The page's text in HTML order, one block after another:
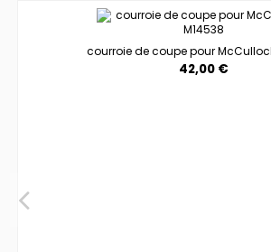
courroie de coupe pour
42,00 €